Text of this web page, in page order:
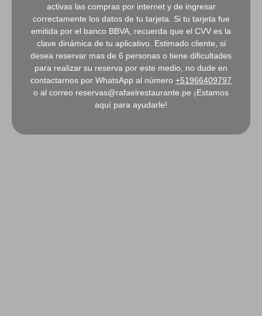
activas las compras por internet y de ingresar
correctamente los datos de tu tarjeta. Si tu tarjeta fue
emitida por el banco BBVA, recuerda que el CVV es la
clave dinámica de tu aplicativo. Estimado cliente, si
desea reservar mas de 6 personas o tiene dificultades
para realizar su reserva por este medio, no dude en
contactarnos por WhatsApp al número +51966409797
o al correo reservas@rafaelrestaurante.pe ¡Estamos
aquí para ayudarle!